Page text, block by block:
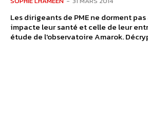
Les dirigeants de PME ne dorment
impacte leur santé et celle de leur
étude de l'observatoire Amarok.